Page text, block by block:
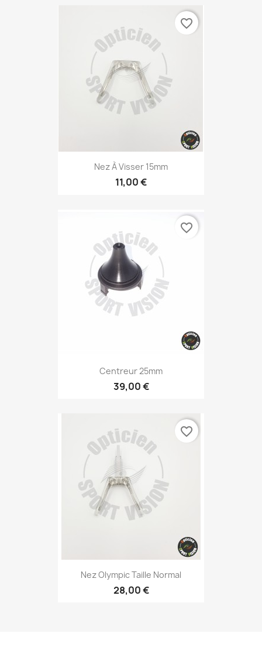
Nez À Visser 15mm
11,00 €
favorite_border
Centreur 25mm
39,00 €
favorite_border
Nez Olympic Taille Normal
28,00 €
favorite_border